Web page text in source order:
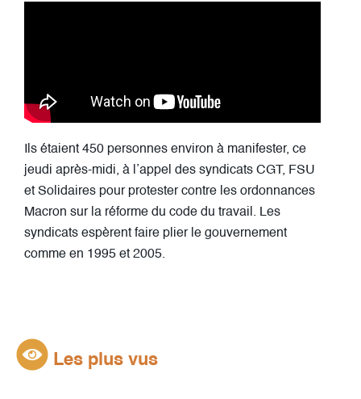
Ils étaient 450 personnes environ à manifester, ce
jeudi après-midi, à l’appel des syndicats CGT, FSU
et Solidaires pour protester contre les ordonnances
Macron sur la réforme du code du travail. Les
syndicats espèrent faire plier le gouvernement
comme en 1995 et 2005.
Les plus vus